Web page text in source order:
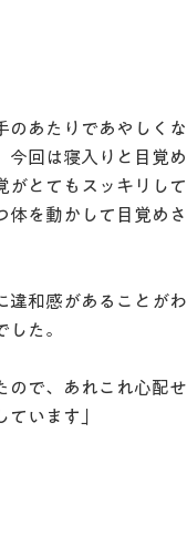
のあたりであやしくな
今回は寝入りと目覚め
がとてもスッキリして
体を動かして目覚めさ
違和感があることがわ
た。
ので、あれこれ心配せ
います」